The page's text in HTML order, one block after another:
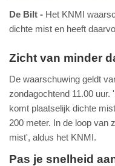
De Bilt
Het KNMI
dichte mist en heeft
Zicht van minder
De waarschuwing geldt
zondagochtend 11.00
komt plaatselijk dichte
200 meter. In de loop van
mist', aldus het KNMI.
Pas je snelheid